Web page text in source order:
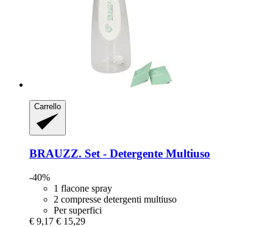
Carrello
BRAUZZ. Set -​ Detergente Multiuso
-40%
1 flacone spray
2 compresse detergenti multiuso
Per superfici
€ 9,17 € 15,29